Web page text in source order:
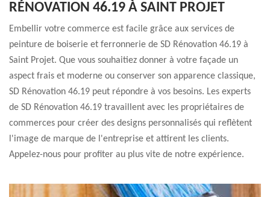
RÉNOVATION 46.19 À SAINT PROJET
Embellir votre commerce est facile grâce aux services de
peinture de boiserie et ferronnerie de SD Rénovation 46.19 à
Saint Projet. Que vous souhaitiez donner à votre façade un
aspect frais et moderne ou conserver son apparence classique,
SD Rénovation 46.19 peut répondre à vos besoins. Les experts
de SD Rénovation 46.19 travaillent avec les propriétaires de
commerces pour créer des designs personnalisés qui reflètent
l'image de marque de l'entreprise et attirent les clients.
Appelez-nous pour profiter au plus vite de notre expérience.